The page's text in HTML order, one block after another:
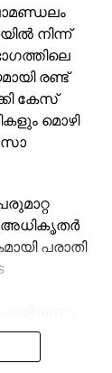
നിന്ന്
രണ്ട്
കേസ്
മൊഴി
അധികൃതര്‍
പരാതി